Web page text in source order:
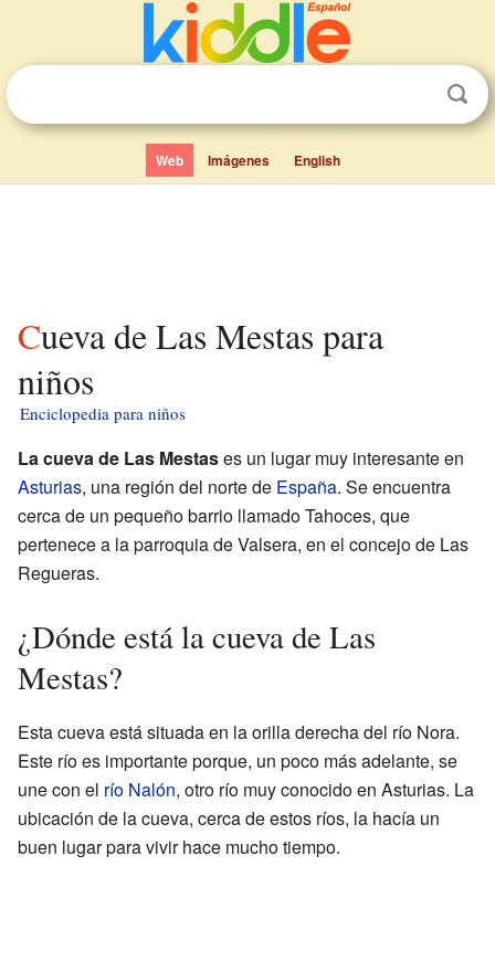
Web Imágenes English
Cueva de Las Mestas para
niños
Enciclopedia para niños
La cueva de Las Mestases un lugar muy interesante en
Asturias, una región del norte de España. Se encuentra
cerca de un pequeño barrio llamado Tahoces, que
pertenece a la parroquia de Valsera, en el concejo de Las
Regueras.
¿Dónde está la cueva de Las
Mestas?
Esta cueva está situada en la orilla derecha del río Nora.
Este río es importante porque, un poco más adelante, se
une con el río Nalón, otro río muy conocido en Asturias. La
ubicación de la cueva, cerca de estos ríos, la hacía un
buen lugar para vivir hace mucho tiempo.